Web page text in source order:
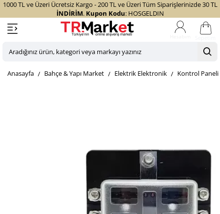
1000 TL ve Üzeri Ücretsiz Kargo - 200 TL ve Üzeri Tüm Siparişlerinizde 30 TL
İNDİRİM. Kupon Kodu: HOSGELDIN
Aradığınız
kategori
homeBahçe & Yapı Market Elektrik Elektronik Kontrol Paneli